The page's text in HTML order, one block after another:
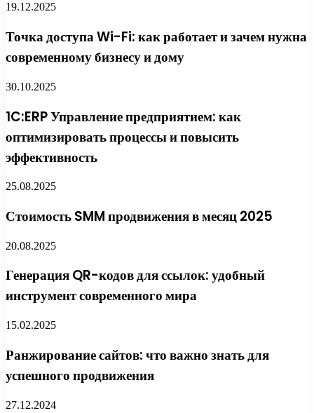
19.12.2025
Точка доступа Wi-Fi: как работает и зачем нужна
современному бизнесу и дому
30.10.2025
1C:ERP Управление предприятием: как
оптимизировать процессы и повысить
эффективность
25.08.2025
Стоимость SMM продвижения в месяц 2025
20.08.2025
Генерация QR-кодов для ссылок: удобный
инструмент современного мира
15.02.2025
Ранжирование сайтов: что важно знать для
успешного продвижения
27.12.2024